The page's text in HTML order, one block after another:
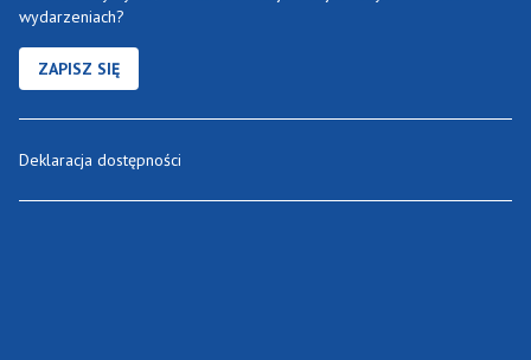
wydarzeniach?
ZAPISZ SIĘ
Deklaracja dostępności